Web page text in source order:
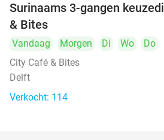
Surinaams 3-gangen
& Bites
Vandaag Morgen Di Wo
Do
City Café & Bites
Delft
Verkocht: 114